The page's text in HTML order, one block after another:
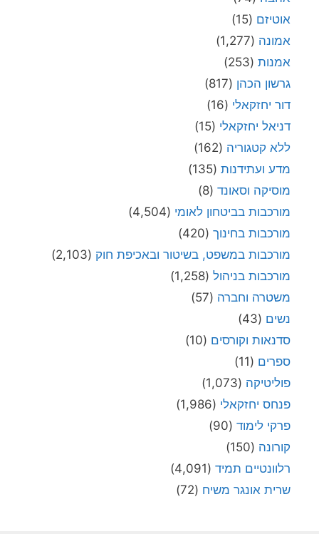
אוטיזם (15)
אמונה (1,277)
אמנות (253)
גרשון הכהן (817)
דור יחזקאלי (16)
דניאל יחזקאלי (15)
ללא קטגוריה (162)
מדע ועתידנות (135)
מוסיקה וסאונד (8)
מורכבות בביטחון לאומי (4,504)
מורכבות בחינוך (420)
מורכבות במשפט, בשיטור ובאכיפת חוק (2,103)
מורכבות בניהול (1,258)
משטרה וחברה (57)
נשים (43)
סדנאות וקורסים (10)
ספרים (11)
פוליטיקה (1,073)
פנחס יחזקאלי (1,986)
פרקי לימוד (90)
קורונה (150)
רלוונטיים תמיד (4,091)
שרית אונגר משיח (72)